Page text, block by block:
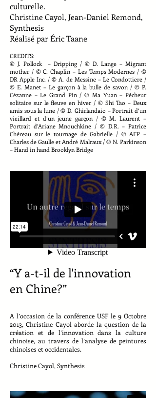
culturelle.
Christine Cayol, Jean-Daniel Remond,
Synthesis
Réalisé par Éric Taane
CREDITS:
© J. Pollock – Dripping / © D. Lange – Migrant
mother / © C. Chaplin – Les Temps Modernes / ©
DR Apple Inc. / © A. de Messine – Le Condottiere /
© E. Manet – Le garçon à la bulle de savon / © P.
Cézanne – Le Grand Pin / © Ma Yuan – Pécheur
solitaire sur le fleuve en hiver / © Shi Tao – Deux
amis sous la lune / © D. Ghirlandaio – Portrait d’un
vieillard et d’un jeune garçon / © M. Laurent –
Portrait d’Ariane Mnouchkine / © D.R. – Patrice
Chéreau sur le tournage de Gabrielle / © AFP –
Charles de Gaulle et André Malraux / © N. Parkinson
– Hand in hand Brooklyn Bridge
“Y a-t-il de l'innovation
en Chine?”
A l’occasion de la conférence USF le 9 Octobre
2013, Christine Cayol aborde la question de la
création et de l’innovation dans la culture
chinoise, au travers de l’analyse de peintures
chinoises et occidentales.
Christine Cayol, Synthesis